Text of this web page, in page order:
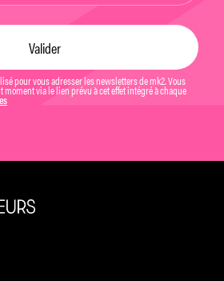
pour vous adresser les newsletters de mk2. Vous
moment via le lien prévu à cet effet intégré à chaque